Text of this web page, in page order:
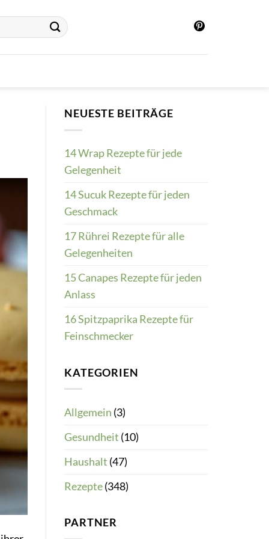
NEUESTE BEITRÄGE
14 Wrap Rezepte für jede
Gelegenheit
14 Sucuk Rezepte für jeden
Geschmack
17 Rührei Rezepte für alle
Gelegenheiten
15 Canapes Rezepte für jeden
Anlass
16 Spitzpaprika Rezepte für
Feinschmecker
KATEGORIEN
Allgemein (3)
Gesundheit (10)
Haushalt (47)
Rezepte(348)
PARTNER